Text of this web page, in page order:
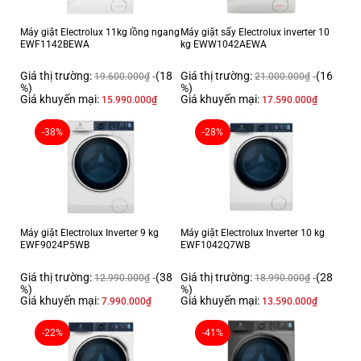
*Hình ảnh chỉ mang tính chất minh họa
Khối lượng giặt 10 Kg phù hợp với gia đình từ 5 - 7
thành viên
Máy giặt có khối lượng giặt 10 Kg, đáp ứng tốt nhu cầu giặt giũ đối với
những gia đình có từ 5 - 7 thành viên hoặc những gia đình tuy có ít thành
viên hơn nhưng có nhu cầu giặt giũ cao.
Máy giặt Electrolux 11kg lồng ngang
EWF1142BEWA
Giá thị trường: 19.600.000₫ (18
%)
Giá khuyến mại: 15.990.000₫
Máy giặt sấy Electrolux inverter 10
kg EWW1042AEWA
Giá thị trường: 21.000.000₫ (16
%)
Giá khuyến mại: 17.590.000₫
-38%
Máy giặt Electrolux Inverter 9 kg
EWF9024P5WB
Giá thị trường: 12.990.000₫ (38
%)
Giá khuyến mại: 7.990.000₫
-28%
Máy giặt Electrolux Inverter 10 kg
EWF1042Q7WB
Giá thị trường: 18.990.000₫ (28
%)
Giá khuyến mại: 13.590.000₫
-22% -41%